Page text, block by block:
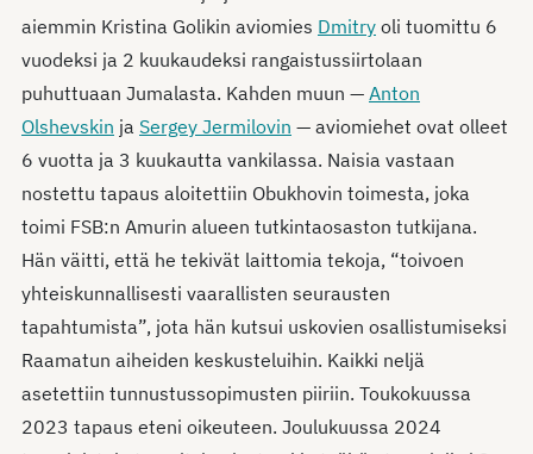
aiemmin Kristina Golikin aviomies Dmitry oli tuomittu 6
vuodeksi ja 2 kuukaudeksi rangaistussiirtolaan
puhuttuaan Jumalasta. Kahden muun — Anton
Olshevskin ja Sergey Jermilovin — aviomiehet ovat olleet
6 vuotta ja 3 kuukautta vankilassa. Naisia vastaan
nostettu tapaus aloitettiin Obukhovin toimesta, joka
toimi FSB:n Amurin alueen tutkintaosaston tutkijana.
Hän väitti, että he tekivät laittomia tekoja, “toivoen
yhteiskunnallisesti vaarallisten seurausten
tapahtumista”, jota hän kutsui uskovien osallistumiseksi
Raamatun aiheiden keskusteluihin. Kaikki neljä
asetettiin tunnustussopimusten piiriin. Toukokuussa
2023 tapaus eteni oikeuteen. Joulukuussa 2024